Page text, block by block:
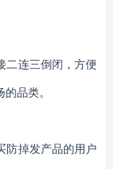
二连三倒闭，方便
品类。
防掉发产品的用户